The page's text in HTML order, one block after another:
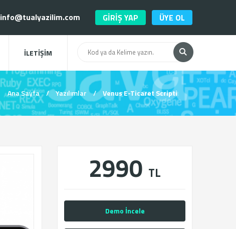
info@tualyazilim.com GİRİŞ YAP ÜYE OL
İLETİŞİM
Ana Sayfa / Yazılımlar / Venus E-Ticaret Scripti
2990 TL
Demo İncele